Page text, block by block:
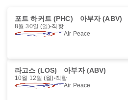
포트 하커트 (PHC) 아부자 (ABV)
8월 30일 (일) 직항
Air Peace
라고스 (LOS) 아부자 (ABV)
10월 12일 (월) 직항
Air Peace